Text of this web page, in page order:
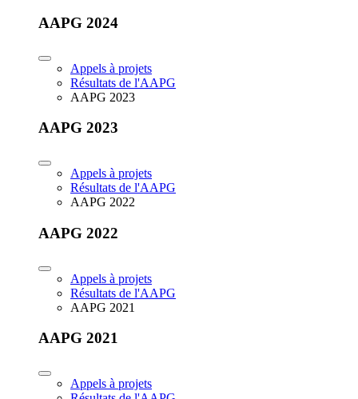
AAPG 2024
Appels à projets
Résultats de l'AAPG
AAPG 2023
AAPG 2023
Appels à projets
Résultats de l'AAPG
AAPG 2022
AAPG 2022
Appels à projets
Résultats de l'AAPG
AAPG 2021
AAPG 2021
Appels à projets